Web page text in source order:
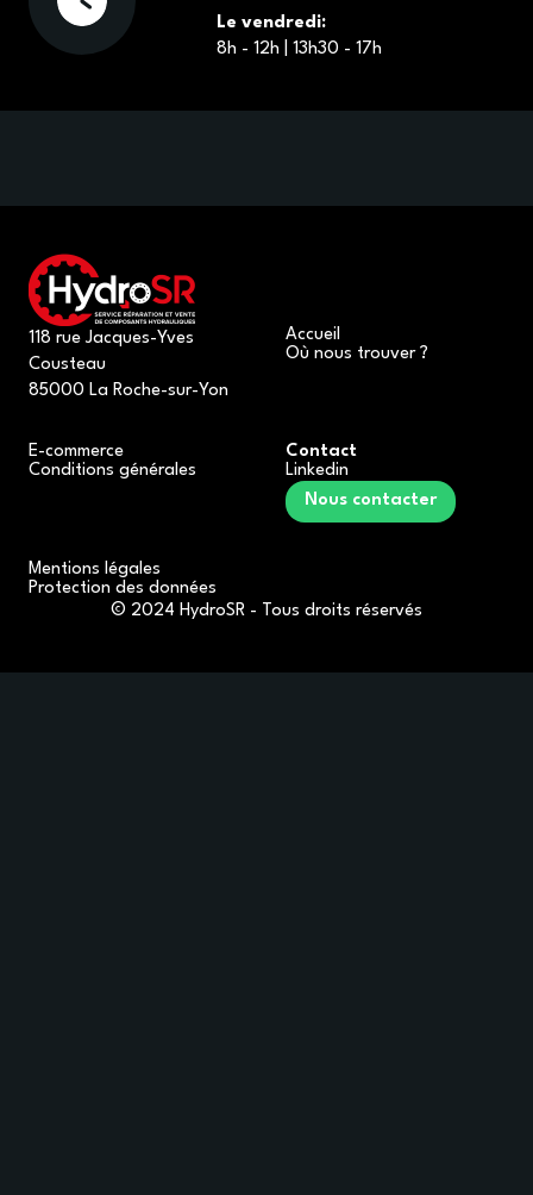
Le vendredi:
8h - 12h | 13h30 - 17h
118 rue Jacques-Yves
Cousteau
85000 La Roche-sur-Yon
Accueil
Où nous trouver ?
E-commerce
Conditions générales
Contact
Linkedin
Nous contacter
Mentions légales
Protection des données
© 2024 HydroSR - Tous droits réservés